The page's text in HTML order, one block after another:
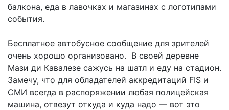
балкона, еда в лавочках и магазинах с логотипами
события.
Бесплатное автобусное сообщение для зрителей
очень хорошо организовано. В своей деревне
Мази ди Кавалезе сажусь на шатл и еду на стадион.
Замечу, что для обладателей аккредитаций FIS и
СМИ всегда в распоряжении любая полицейская
машина, отвезут откуда и куда надо — вот это